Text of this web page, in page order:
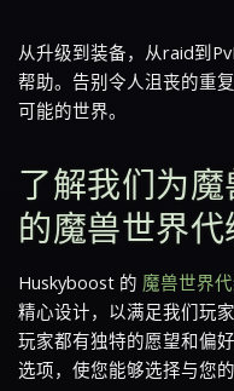
从升级到装备，从raid到
帮助。告别令人沮丧的重
可能的世界。
了解我们为
的魔兽世界
Huskyboost 的 魔兽世界
精心设计，以满足我们玩
玩家都有独特的愿望和偏
选项，使您能够选择与您